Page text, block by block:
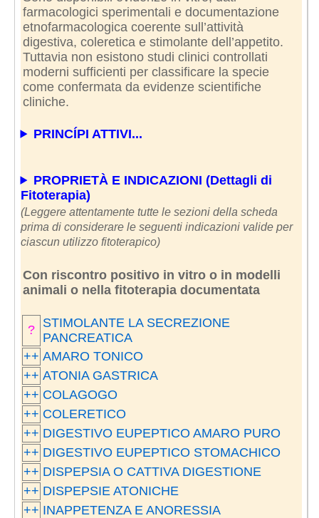
farmacologici sperimentali e documentazione
etnofarmacologica coerente sull’attività
digestiva, coleretica e stimolante dell’appetito.
Tuttavia non esistono studi clinici controllati
moderni sufficienti per classificare la specie
come confermata da evidenze scientifiche
cliniche.
PRINCÍPI ATTIVI...
PROPRIETÀ E INDICAZIONI (Dettagli di
Fitoterapia)
(Leggere attentamente tutte le sezioni della scheda
prima di considerare le seguenti indicazioni valide per
ciascun utilizzo fitoterapico)
Con riscontro positivo in vitro o in modelli
animali o nella fitoterapia documentata
?
STIMOLANTE LA SECREZIONE
PANCREATICA
++ AMARO TONICO
++ ATONIA GASTRICA
++ COLAGOGO
++ COLERETICO
++ DIGESTIVO EUPEPTICO AMARO PURO
++ DIGESTIVO EUPEPTICO STOMACHICO
++ DISPEPSIA O CATTIVA DIGESTIONE
++ DISPEPSIE ATONICHE
++ INAPPETENZA E ANORESSIA